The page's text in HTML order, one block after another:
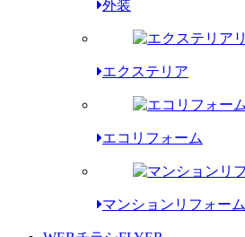
外装
エクステリア
エコリフォーム
マンションリフォーム